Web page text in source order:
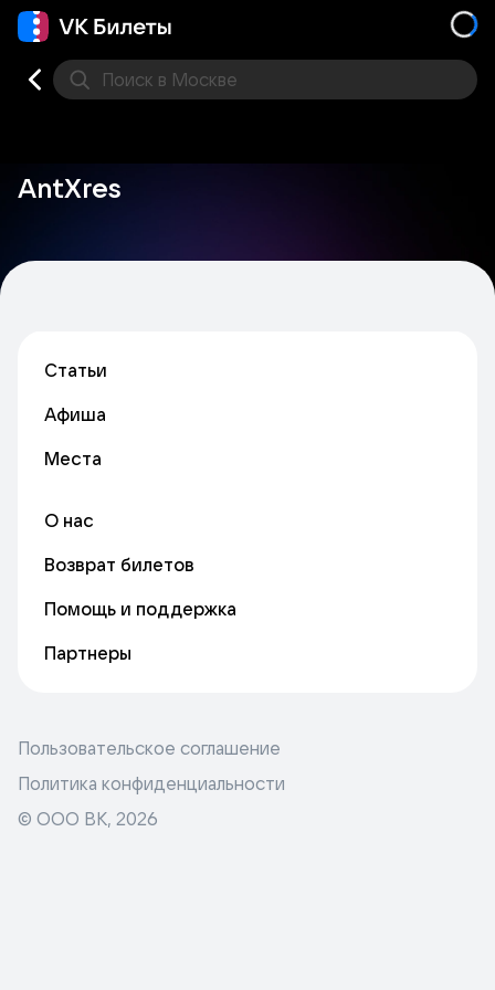
Поиск в Москве
AntXres
Статьи
Афиша
Места
О нас
Возврат билетов
Помощь и поддержка
Партнеры
Пользовательское соглашение
Политика конфиденциальности
© ООО ВК, 2026